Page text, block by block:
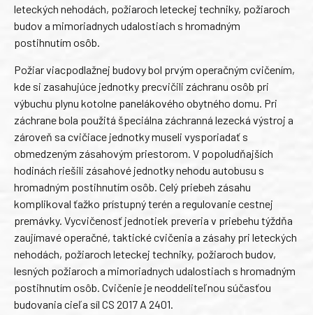
leteckých nehodách, požiaroch leteckej techniky, požiaroch
budov a mimoriadnych udalostiach s hromadným
postihnutím osôb.
Požiar viacpodlažnej budovy bol prvým operačným cvičením,
kde si zasahujúce jednotky precvičili záchranu osôb pri
výbuchu plynu kotolne panelákového obytného domu. Pri
záchrane bola použitá špeciálna záchranná lezecká výstroj a
zároveň sa cvičiace jednotky museli vysporiadať s
obmedzeným zásahovým priestorom. V popoludňajších
hodinách riešili zásahové jednotky nehodu autobusu s
hromadným postihnutím osôb. Celý priebeh zásahu
komplikoval ťažko prístupný terén a regulovanie cestnej
premávky. Vycvičenosť jednotiek preveria v priebehu týždňa
zaujímavé operačné, taktické cvičenia a zásahy pri leteckých
nehodách, požiaroch leteckej techniky, požiaroch budov,
lesných požiaroch a mimoriadnych udalostiach s hromadným
postihnutím osôb. Cvičenie je neoddeliteľnou súčasťou
budovania cieľa síl CS 2017 A 2401.